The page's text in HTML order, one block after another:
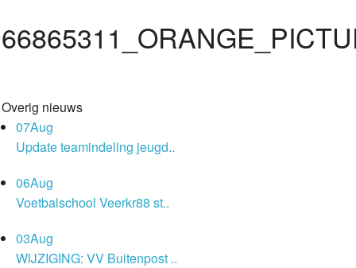
Overig nieuws
07Aug
Update teamindeling jeugd..
06Aug
Voetbalschool Veerkr88 st..
03Aug
WIJZIGING: VV Buitenpost ..